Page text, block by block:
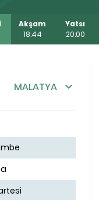
Akşam
18:44
Yatsı
20:00
MALATYA